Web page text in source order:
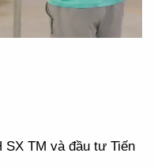
SX TM và đầu tư Tiến